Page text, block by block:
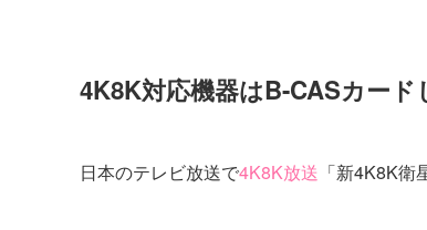
4K8K対応機器はB-CASカード
日本のテレビ放送で4K8K放送 「新4K8K衛